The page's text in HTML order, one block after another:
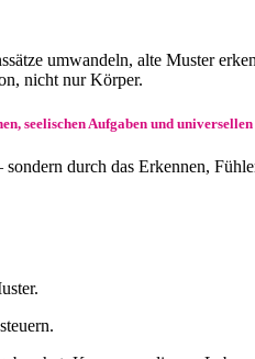
umwandeln, alte Muster
nicht nur Körper.
seelischen Aufgaben und
durch das Erkennen,